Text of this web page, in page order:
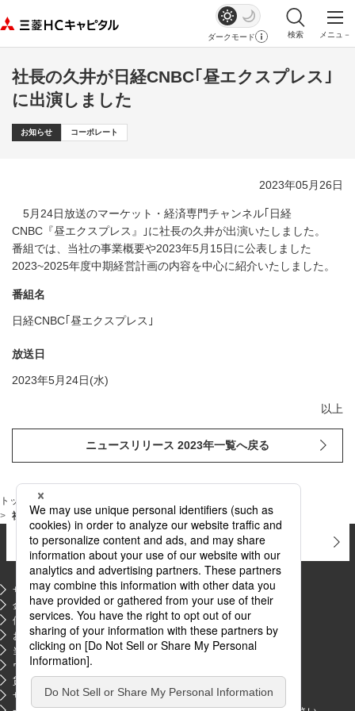
ダークモード
検索
メニュ－
社長の久井が日経CNBC｢昼エクスプレス｣
に出演しました
お知らせ コーポレート
2023年05月26日
5月24日放送のマーケット・経済専門チャンネル｢日経
CNBC『昼エクスプレス』｣に社長の久井が出演いたしました。
番組では、当社の事業概要や2023年5月15日に公表しました
2023~2025年度中期経営計画の内容を中心に紹介いたしました。
番組名
日経CNBC｢昼エクスプレス｣
放送日
2023年5月24日(水)
以上
ニュースリリース 2023年一覧へ戻る
トップページ
社長の久井が日経CNBC｢昼エクスプレス｣に出演しました
お問い合わせ よくあるご質問
サイトマップ
金融商品販売等の勧誘方針
PDFファイルが新規ウィンドウで開きます
個人情報のお取り扱いについて
お客さま本位の業務運営に関する基本方針
当サイトのご利用にあたって
ウェブアクセシビリティ方針
貸金業法第14条に関する貸付条件等の掲示
PDFファイルが新規ウィンドウで開きます
サプライヤー情報交換制度に関するお知らせ